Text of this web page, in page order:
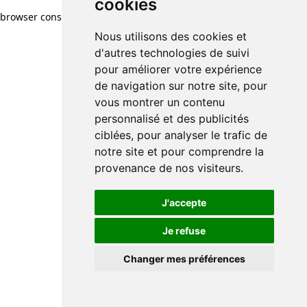
cookies
Nous utilisons des cookies et
d'autres technologies de suivi
pour améliorer votre expérience
de navigation sur notre site, pour
vous montrer un contenu
personnalisé et des publicités
ciblées, pour analyser le trafic de
notre site et pour comprendre la
provenance de nos visiteurs.
J'accepte
Je refuse
Changer mes préférences
browser console for more information)